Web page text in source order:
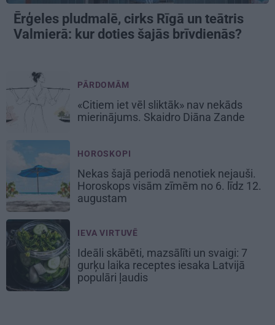
Ērģeles pludmalē, cirks Rīgā un teātris
Valmierā: kur doties šajās brīvdienās?
PĀRDOMĀM
«Citiem iet vēl sliktāk» nav nekāds
mierinājums. Skaidro Diāna Zande
HOROSKOPI
Nekas šajā periodā nenotiek nejauši.
Horoskops visām zīmēm no 6. līdz 12.
augustam
IEVA VIRTUVĒ
Ideāli skābēti, mazsālīti un svaigi: 7
gurķu laika receptes iesaka Latvijā
populāri ļaudis